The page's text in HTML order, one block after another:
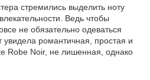
стремились выделить ноту
Ведь чтобы
не обязательно одеваться
увидела романтичная, простая и
Robe Noir, не лишенная, однако